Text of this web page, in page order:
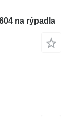
na rýpadla